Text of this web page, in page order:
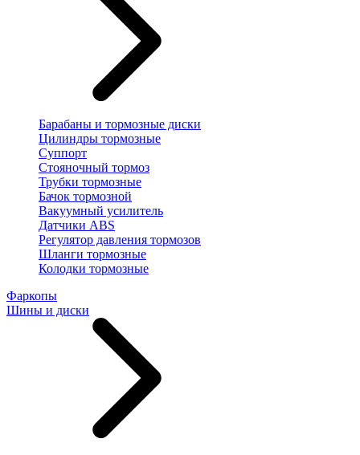
Барабаны и тормозные диски
Цилиндры тормозные
Суппорт
Стояночный тормоз
Трубки тормозные
Бачок тормозной
Вакуумный усилитель
Датчики ABS
Регулятор давления тормозов
Шланги тормозные
Колодки тормозные
Фаркопы
Шины и диски